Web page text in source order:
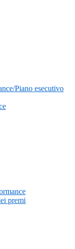
Piano esecutivo
premi